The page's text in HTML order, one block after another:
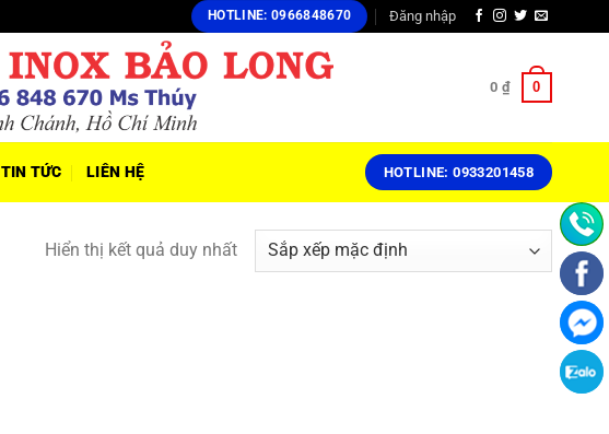
HOTLINE: 0966848670 Đăng nhập
0 ₫ 0
TIN TỨC LIÊN HỆ HOTLINE: 0933201458
Hiển thị kết quả duy nhất